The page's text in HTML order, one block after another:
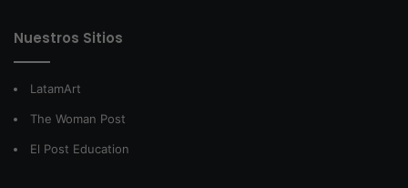
Nuestros Sitios
LatamArt
The Woman Post
El Post Education